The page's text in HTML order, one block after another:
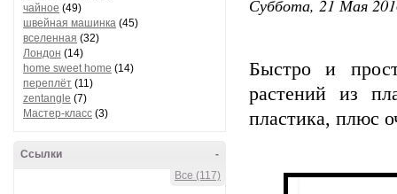
чайное (49)
швейная машинка (45)
вселенная (32)
Лондон (14)
home sweet home (14)
переплёт (11)
zentangle (7)
Мастер-класс (3)
-
Ссылки
Все (117)
Суббота, 21 Мая
Быстро и
растений из
пластика, плюс